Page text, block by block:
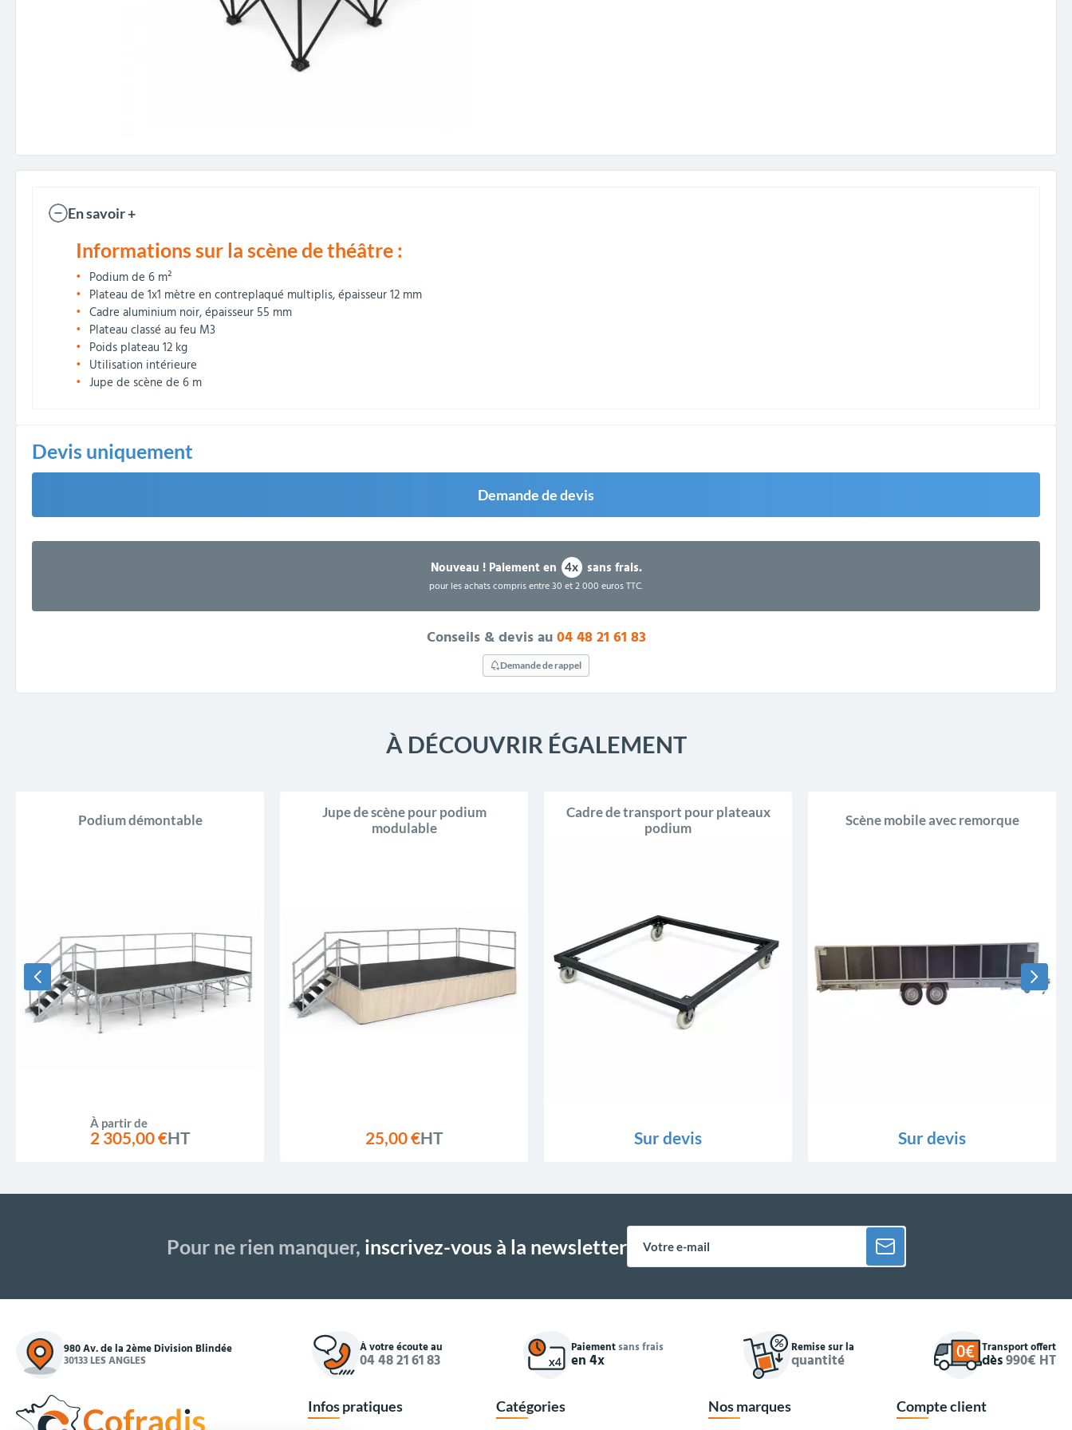
Devis uniquement
Demande de devis
Nouveau !Paiement en 4x sans frais.
pour les achats compris entre 30 et 2 000 euros TTC.
Conseils & devis au04 48 21 61 83
Demande de rappel
En savoir +
Informations sur la scène de théâtre :
Podium de 6 m²
Plateau de 1x1 mètre en contreplaqué multiplis, épaisseur 12 mm
Cadre aluminium noir, épaisseur 55 mm
Plateau classé au feu M3
Poids plateau 12 kg
Utilisation intérieure
Jupe de scène de 6 m
À DÉCOUVRIR ÉGALEMENT
Podium démontable
À partir de
2 305,00 €HT
Jupe de scène pour podium
modulable
25,00 €HT
Cadre de transport pour plateaux
podium
Sur devis
Scène mobile avec remorque
Sur devis
Pour ne rien manquer, inscrivez-vous à la newsletter
980 Av. de la 2ème Division Blindée
30133 LES ANGLES
À votre écoute au
04 48 21 61 83
Paiementsans frais
en 4x
Remise sur la
quantité
Transport offert
dès990€ HT
Infos pratiques Catégories Nos marques Compte client